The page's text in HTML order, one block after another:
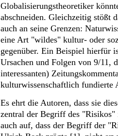
Globalisierungstheoretiker
abschneiden. Gleichzeitig stößt
auch an seine Grenzen:
eine Art "wildes" kultur- oder
gegenüber. Ein Beispiel hierfür
Ursachen und Folgen von 9/11,
interessanten)
kulturwissenschaftlich fundierte
Es ehrt die Autoren, dass sie
zentral der Begriff des
auch auf, dass der Begriff der